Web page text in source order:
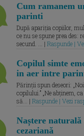
Cum ramanem
parinti
După apariția copiilor,
ce nu se spune prea des:
secund. ... | Raspunde |
Copilul simte
in aer intre
Părinții spun deseori:
copilului.” „Ne abținem,
să... | Raspunde | Vezi
Naștere
cezariană